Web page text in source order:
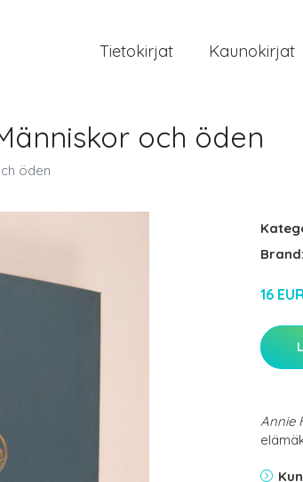
Tietokirjat Kaunokirjat
och öden
öden
Brand:
16
Annie